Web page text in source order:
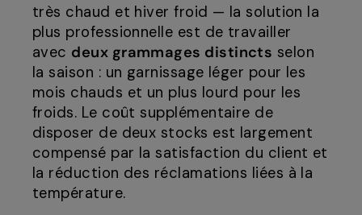
très chaud et hiver froid — la solution la
plus professionnelle est de travailler
avec deux grammages distincts selon
la saison : un garnissage léger pour les
mois chauds et un plus lourd pour les
froids. Le coût supplémentaire de
disposer de deux stocks est largement
compensé par la satisfaction du client et
la réduction des réclamations liées à la
température.